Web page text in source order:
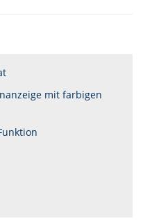
mit farbigen